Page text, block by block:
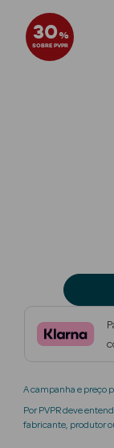
Beauty
Cosmética
Beauty
Beauty
Perfumes
Beauty
30%
SOBRE PVPR
A campanha e preço
Por PVPR deve
fabricante, produtor